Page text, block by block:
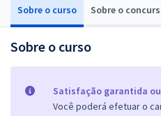
Sobre o curso Sobre o
Sobre o curso
Satisfação garantida
Você poderá efetuar o